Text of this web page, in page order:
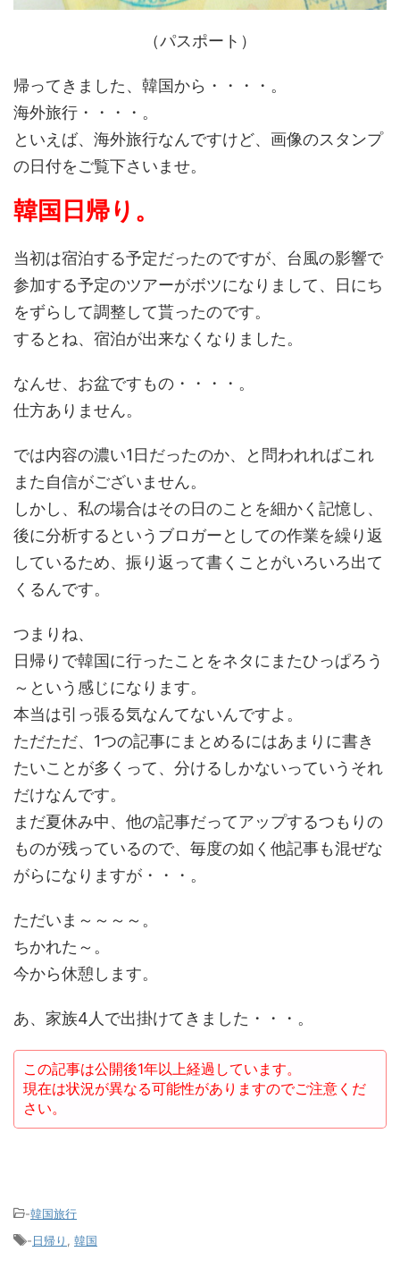
（パスポート）
帰ってきました、韓国から・・・・。
海外旅行・・・・。
といえば、海外旅行なんですけど、画像のスタンプ
の日付をご覧下さいませ。
韓国日帰り。
当初は宿泊する予定だったのですが、台風の影響で
参加する予定のツアーがボツになりまして、日にち
をずらして調整して貰ったのです。
するとね、宿泊が出来なくなりました。
なんせ、お盆ですもの・・・・。
仕方ありません。
では内容の濃い1日だったのか、と問われればこれ
また自信がございません。
しかし、私の場合はその日のことを細かく記憶し、
後に分析するというブロガーとしての作業を繰り返
しているため、振り返って書くことがいろいろ出て
くるんです。
つまりね、
日帰りで韓国に行ったことをネタにまたひっぱろう
～という感じになります。
本当は引っ張る気なんてないんですよ。
ただただ、1つの記事にまとめるにはあまりに書き
たいことが多くって、分けるしかないっていうそれ
だけなんです。
まだ夏休み中、他の記事だってアップするつもりの
ものが残っているので、毎度の如く他記事も混ぜな
がらになりますが・・・。
ただいま～～～～。
ちかれた～。
今から休憩します。
あ、家族4人で出掛けてきました・・・。
この記事は公開後1年以上経過しています。
現在は状況が異なる可能性がありますのでご注意くだ
さい。
-韓国旅行
-日帰り 韓国